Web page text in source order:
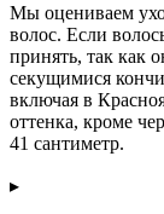
Мы оцениваем
волос. Если
принять, так как
секущимися
включая в
оттенка, кроме
41 сантиметр.
▸